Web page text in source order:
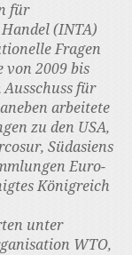
für
(INTA)
Fragen
von 2009 bis
für
arbeitete
zu den USA,
Südasiens
Euro-
Königreich
unter
WTO,